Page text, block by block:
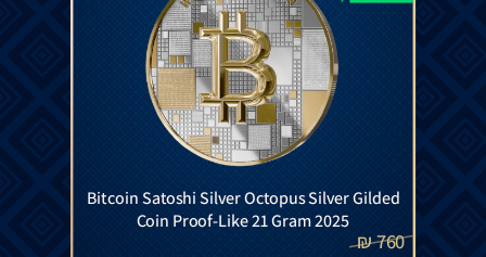
Bitcoin Satoshi Silver Octopus Silver Gilded
Coin Proof-Like 21 Gram 2025
760
₪